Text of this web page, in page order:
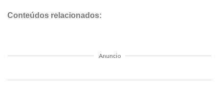
Conteúdos relacionados:
Anuncio